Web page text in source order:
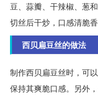
豆、蒜瓣、干辣椒、葱
切丝后干炒，口感清脆
西贝扁豆丝的做法
制作西贝扁豆丝时，可
保持其爽脆口感。另外